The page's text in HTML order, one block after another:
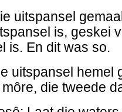
uitspansel
is, geskei
is. En dit was so.
uitspansel hemel
die tweede